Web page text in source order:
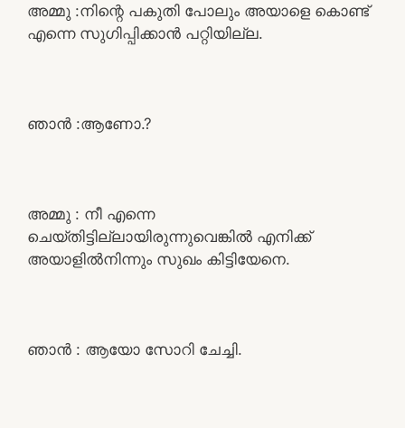
അമ്മു :നിന്റെ പകുതി പോലും അയാളെ കൊണ്ട്
എന്നെ സുഗിപ്പിക്കാൻ പറ്റിയില്ല.
ഞാൻ :ആണോ.?
അമ്മു : നീ എന്നെ
ചെയ്തിട്ടില്ലായിരുന്നുവെങ്കിൽ എനിക്ക്
അയാളിൽനിന്നും സുഖം കിട്ടിയേനെ.
ഞാൻ : ആയോ സോറി ചേച്ചി.